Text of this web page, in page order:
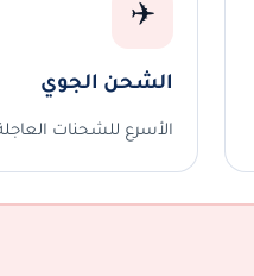
✈️
الشحن الجوي
الأسرع للشحنات